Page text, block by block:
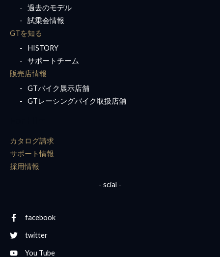
過去のモデル
試乗会情報
GTを知る
HISTORY
サポートチーム
販売店情報
GTバイク展示店舗
GTレーシングバイク取扱店舗
カタログ請求
サポート情報
採用情報
- scial -
facebook
twitter
You Tube